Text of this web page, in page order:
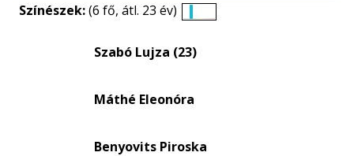
Színészek:(6 fő, átl. 23 év)
Életkori
Szabó Lujza (23)
Máthé Eleonóra
Benyovits Piroska